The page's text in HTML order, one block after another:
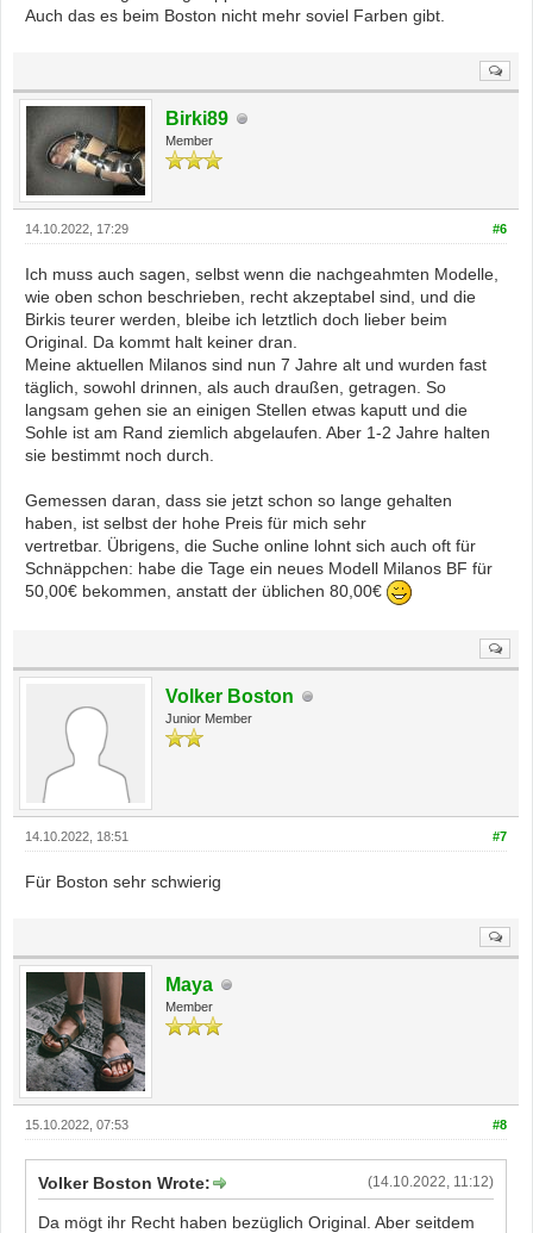
Auch das es beim Boston nicht mehr soviel Farben gibt.
Birki89
Member
#6
14.10.2022, 17:29
Ich muss auch sagen, selbst wenn die nachgeahmten Modelle,
wie oben schon beschrieben, recht akzeptabel sind, und die
Birkis teurer werden, bleibe ich letztlich doch lieber beim
Original. Da kommt halt keiner dran.
Meine aktuellen Milanos sind nun 7 Jahre alt und wurden fast
täglich, sowohl drinnen, als auch draußen, getragen. So
langsam gehen sie an einigen Stellen etwas kaputt und die
Sohle ist am Rand ziemlich abgelaufen. Aber 1-2 Jahre halten
sie bestimmt noch durch.
Gemessen daran, dass sie jetzt schon so lange gehalten
haben, ist selbst der hohe Preis für mich sehr
vertretbar. Übrigens, die Suche online lohnt sich auch oft für
Schnäppchen: habe die Tage ein neues Modell Milanos BF für
50,00€ bekommen, anstatt der üblichen 80,00€
Volker Boston
Junior Member
#7
14.10.2022, 18:51
Für Boston sehr schwierig
Maya
Member
#8
15.10.2022, 07:53
(14.10.2022, 11:12)
Volker Boston Wrote:
Da mögt ihr Recht haben bezüglich Original. Aber seitdem